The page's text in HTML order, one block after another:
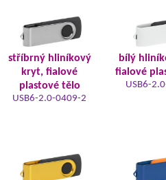
stříbrný hliníkový
kryt, fialové
plastové tělo
USB6-2.0-0409-2
bílý
fialové
USB6-